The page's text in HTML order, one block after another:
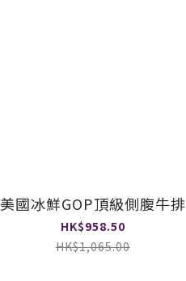
美國冰鮮GOP頂級側腹牛排
HK$958.50
HK$1,065.00